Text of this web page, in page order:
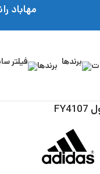
مهاباد
برندها